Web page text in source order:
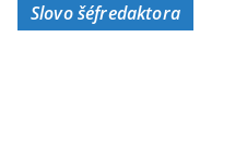
Slovo šéfredaktora